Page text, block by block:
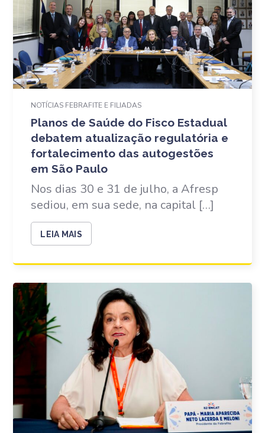
NOTÍCIAS FEBRAFITE E FILIADAS
Planos de Saúde do Fisco Estadual
debatem atualização regulatória e
fortalecimento das autogestões
em São Paulo
Nos dias 30 e 31 de julho, a Afresp
sediou, em sua sede, na capital […]
LEIA MAIS